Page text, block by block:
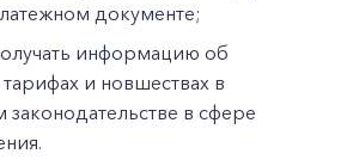
документе;
информацию об
и новшествах в
в сфере